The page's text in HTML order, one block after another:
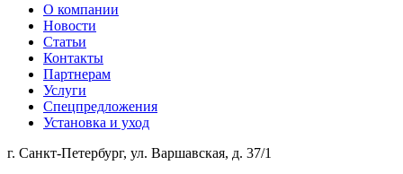
О компании
Новости
Статьи
Контакты
Партнерам
Услуги
Спецпредложения
Установка и уход
г. Санкт-Петербург, ул. Варшавская, д. 37/1